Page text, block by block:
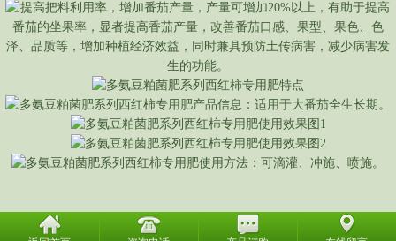
版权所有 ©
鹤壁市人元生物技术发展有限公司